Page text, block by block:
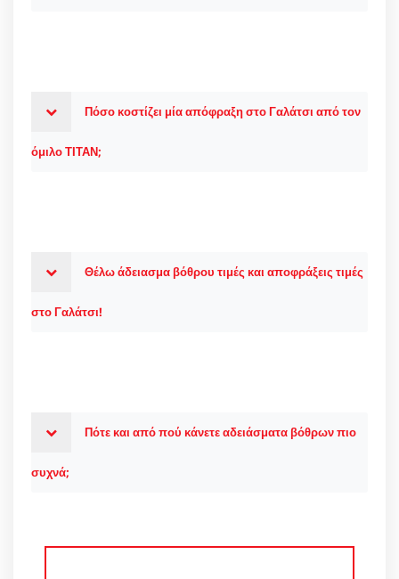
Πόσο κοστίζει μία απόφραξη στο Γαλάτσι από τον
όμιλο ΤΙΤΑΝ;
Θέλω άδειασμα βόθρου τιμές και αποφράξεις τιμές
στο Γαλάτσι!
Πότε και από πού κάνετε αδειάσματα βόθρων πιο
συχνά;